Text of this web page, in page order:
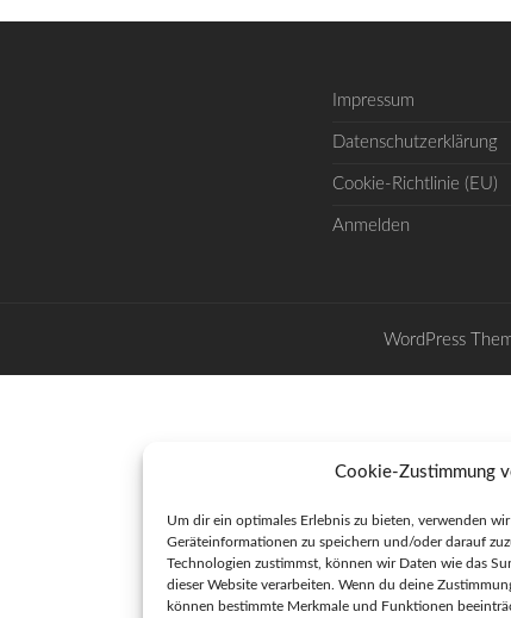
Cookie-Zustimmung
Um dir ein optimales Erlebnis zu bieten, verwenden
Geräteinformationen zu speichern und/oder darauf
Technologien zustimmst, können wir Daten wie das
dieser Website verarbeiten. Wenn du deine
können bestimmte Merkmale und Funktionen
Impressum
Datenschutzerklärung
Cookie-Richtlinie (EU)
Anmelden
WordPress